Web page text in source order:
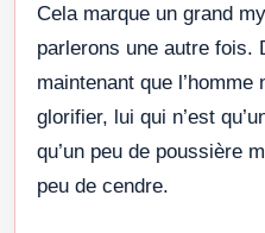
Cela marque un grand
parlerons une autre fois.
maintenant que l’homme
glorifier, lui qui n’est
qu’un peu de poussière
peu de cendre.